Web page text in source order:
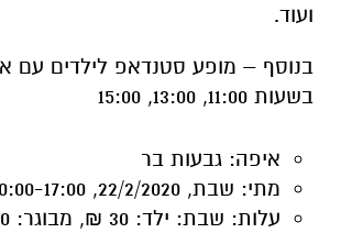
מתי:
שבת, 22/2/2020, 10:00-17:00
עלות: שבת: ילד:30 ₪,
פרטים נוספים והרשמה מראש
7295793